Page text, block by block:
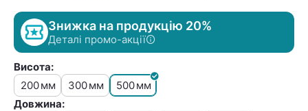
Знижка на продукцію 20%
Деталі промо-акції
Висота:
200мм 300мм 500мм
Довжина: